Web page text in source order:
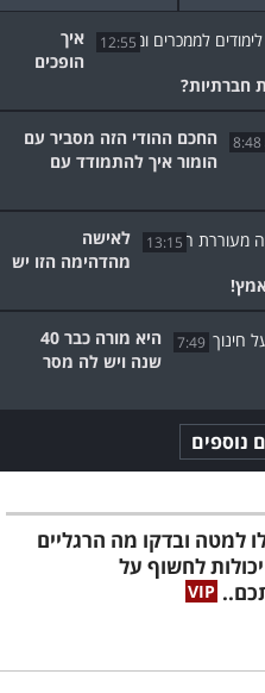
12:55
איך
הופכים
חברתיות?
8:48
החכם ההודי הזה מסביר עם
הומור איך להתמודד עם
13:15
לאישה
מהדהימה הזו יש
7:49
היא מורה כבר 40
שנה ויש לה מסר
נוספים
למטה ובדקו מה הרגליים
לחשוף על